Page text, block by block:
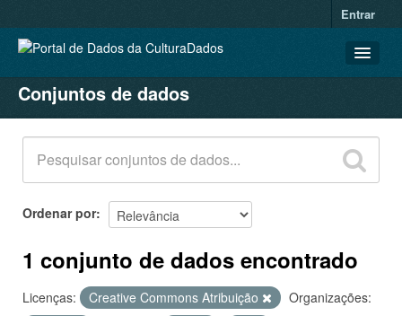
Entrar
CONJUNTOS DE DADOS
ORGANIZAÇÕES
GRUPOS
SOBRE
Conjuntos de dados
Ordenar por
1 conjunto de dados encontrado
Licenças: Creative Commons Atribuição
Organizações: